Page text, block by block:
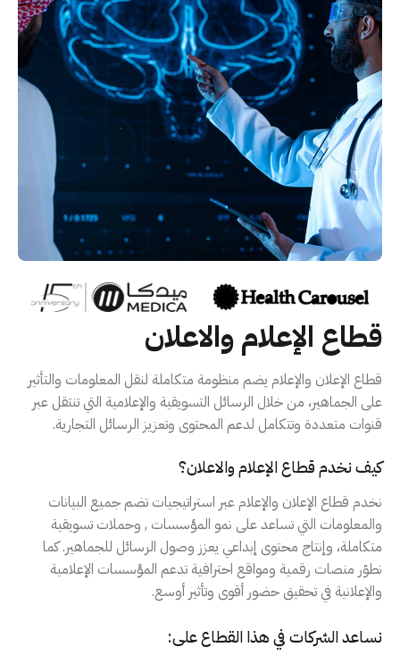
قطاع الإعلام والاعلان
قطاع الإعلان والإعلام يضم منظومة متكاملة لنقل المعلومات والتأثير
على الجماهير، من خلال الرسائل التسويقية والإعلامية التي تنتقل عبر
قنوات متعددة وتتكامل لدعم المحتوى وتعزيز الرسائل التجارية.
كيف نخدم قطاع الإعلام والاعلان؟
نخدم قطاع الإعلان والإعلام عبر استراتيجيات تضم جميع البيانات
والمعلومات التي تساعد على نمو المؤسسات , وحملات تسويقية
متكاملة، وإنتاج محتوى إبداعي يعزز وصول الرسائل للجماهير. كما
نطوّر منصات رقمية ومواقع احترافية تدعم المؤسسات الإعلامية
والإعلانية في تحقيق حضور أقوى وتأثير أوسع.
نساعد الشركات في هذا القطاع على: